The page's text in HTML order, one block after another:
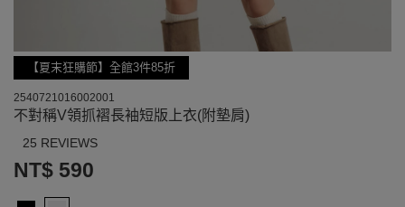
【夏末狂購節】全館3件85折
2540721016002001
不對稱V領抓褶長袖短版上衣(附墊肩)
25 REVIEWS
NT$ 590